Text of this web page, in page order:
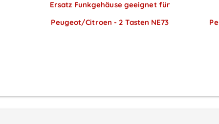
Ersatz Funkgehäuse geeignet für
Peugeot/Citroen - 2 Tasten NE73